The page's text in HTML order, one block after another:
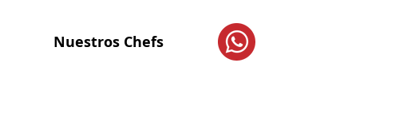
Nuestros Chefs